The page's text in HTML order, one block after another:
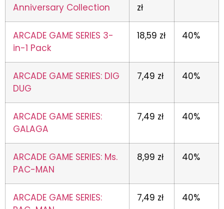
Anniversary Collection
zł
ARCADE GAME SERIES 3-
in-1 Pack
18,59 zł 40%
ARCADE GAME SERIES: DIG
DUG
7,49 zł 40%
ARCADE GAME SERIES:
GALAGA
7,49 zł 40%
ARCADE GAME SERIES: Ms.
PAC-MAN
8,99 zł 40%
ARCADE GAME SERIES:
7,49 zł 40%